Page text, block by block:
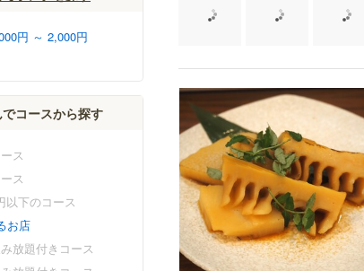
円 ～ 2,000円
コースから探す
ス
ス
以下のコース
お店
放題付きコース